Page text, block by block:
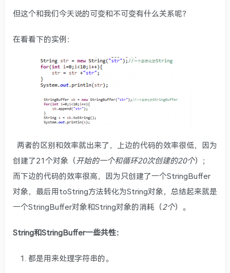
但这个和我们今天说的可变和不可变有什么关系呢？
在看看下的实例：
两者的区别和效率就出来了，上边的代码的效率很低，因为
创建了21个对象（开始的一个和循环20次创建的20个）；
而下边的代码的效率很高，因为只创建了一个StringBuffer
对象，最后用toString方法转化为String对象，总结起来就是
一个StringBuffer对象和String对象的消耗（2个）。
String和StringBuffer一些共性：
都是用来处理字符串的。